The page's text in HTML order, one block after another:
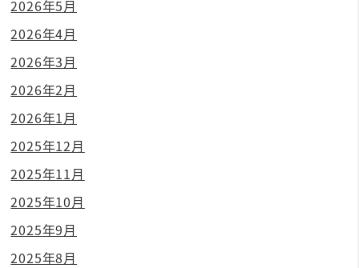
2026年5月
2026年4月
2026年3月
2026年2月
2026年1月
2025年12月
2025年11月
2025年10月
2025年9月
2025年8月